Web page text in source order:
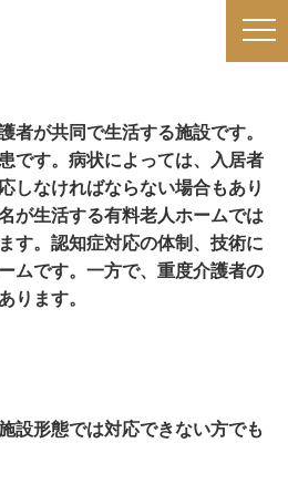
者が共同で生活する施設です。
です。病状によっては、入居者
しなければならない場合もあり
が生活する有料老人ホームでは
す。認知症対応の体制、技術に
ムです。一方で、重度介護者の
ります。
設形態では対応できない方でも